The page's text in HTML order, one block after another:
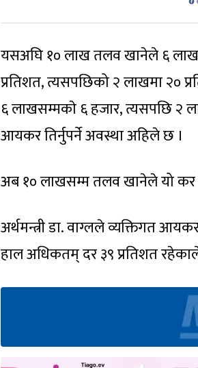
यसअघि १० लाख तलव खानेले ६
प्रतिशत, त्यसपछिको २ लाखमा २०
६ लाखसम्मकाे ६ हजार, त्यसपछि २
आयकर तिर्नुपर्ने अवस्था अहिले छ ।
अब १० लाखसम्म तलव खानेले यो कर
अर्थमन्त्री डा. वाग्लले व्यक्तिगत
हाल अधिकतम् दर ३९ प्रतिशत